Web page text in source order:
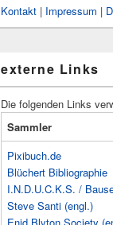
Kontakt | Impressum |
externe Links
Die folgenden Links
Sammler
Pixibuch.de
Blüchert Bibliographie
I.N.D.U.C.K.S. /
Steve Santi (engl.)